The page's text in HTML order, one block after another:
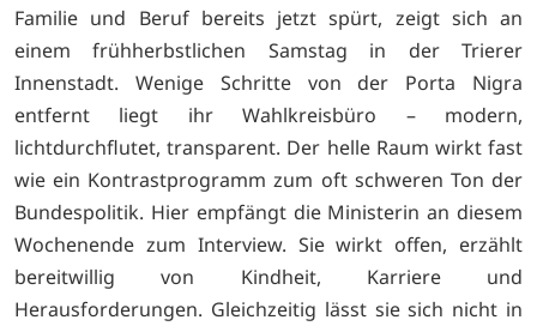
Familie und Beruf bereits jetzt spürt, zeigt sich an
einem frühherbstlichen Samstag in der Trierer
Innenstadt. Wenige Schritte von der Porta Nigra
entfernt liegt ihr Wahlkreisbüro – modern,
lichtdurchflutet, transparent. Der helle Raum wirkt fast
wie ein Kontrastprogramm zum oft schweren Ton der
Bundespolitik. Hier empfängt die Ministerin an diesem
Wochenende zum Interview. Sie wirkt offen, erzählt
bereitwillig von Kindheit, Karriere und
Herausforderungen. Gleichzeitig lässt sie sich nicht in